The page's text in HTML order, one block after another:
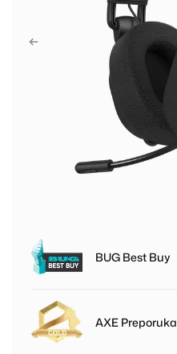
BUG Best Buy
AXE Preporuka